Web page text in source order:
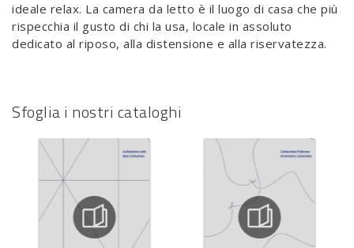
ideale relax. La camera da letto è il luogo di casa che più
rispecchia il gusto di chi la usa, locale in assoluto
dedicato al riposo, alla distensione e alla riservatezza.
Sfoglia i nostri cataloghi